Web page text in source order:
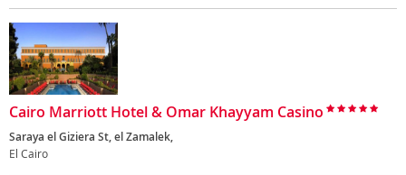
Cairo Marriott Hotel & Omar Khayyam Casino
Saraya el Giziera St, el Zamalek,
El Cairo